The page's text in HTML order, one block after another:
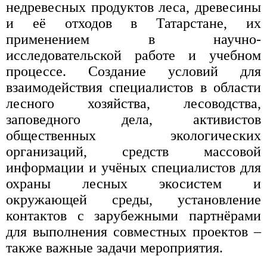
недревесных продуктов леса, древесины
и её отходов в Татарстане, их
применением в научно-
исследовательской работе и учебном
процессе. Создание условий для
взаимодействия специалистов в области
лесного хозяйства, лесоводства,
заповедного дела, активистов
общественных экологических
организаций, средств массовой
информации и учёных специалистов для
охраны лесных экосистем и
окружающей среды, установление
контактов с зарубежными партнёрами
для выполнения совместных проектов –
также важные задачи мероприятия.